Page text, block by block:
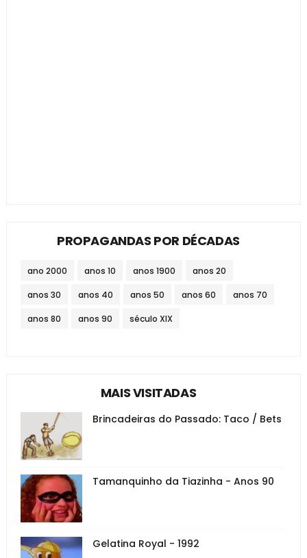
PROPAGANDAS POR DÉCADAS
ano 2000 anos 10 anos 1900 anos 20
anos 30 anos 40 anos 50 anos 60 anos 70
anos 80 anos 90 século XIX
MAIS VISITADAS
Brincadeiras do Passado: Taco / Bets
Tamanquinho da Tiazinha - Anos 90
Gelatina Royal - 1992